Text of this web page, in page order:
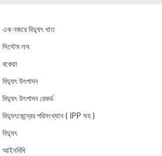
এক নজরে বিদ্যুৎ খাত
সিস্টেম লস
বকেয়া
বিদ্যুৎ উৎপাদন
বিদ্যুৎ উৎপাদন রেকর্ড
বিদ্যুৎকেন্দ্রের পরিসংখ্যান ( IPP সহ )
বিদ্যুৎ
আইনবিধি